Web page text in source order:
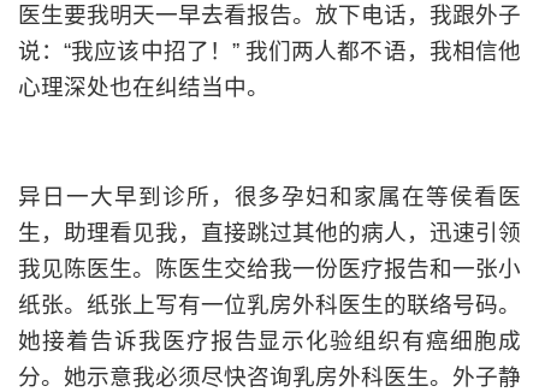
医生要我明天一早去看报告。放下电话，我跟外子
说：“我应该中招了！” 我们两人都不语，我相信他
心理深处也在纠结当中。
异日一大早到诊所，很多孕妇和家属在等侯看医
生，助理看见我，直接跳过其他的病人，迅速引领
我见陈医生。陈医生交给我一份医疗报告和一张小
纸张。纸张上写有一位乳房外科医生的联络号码。
她接着告诉我医疗报告显示化验组织有癌细胞成
分。她示意我必须尽快咨询乳房外科医生。 外子静